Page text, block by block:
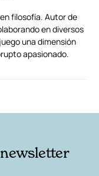
filosofía. Autor de
en diversos
una dimensión
apasionado.